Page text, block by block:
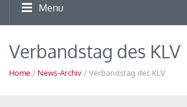
Menu
Verbandstag des KLV
Home / News-Archiv / Verbandstag des KLV